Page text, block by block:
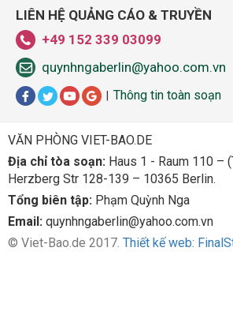
LIÊN HỆ QUẢNG CÁO & TRUYỀN
+49 152 339 03099
quynhngaberlin@yahoo.com.vn
Thông tin toàn soạn
VĂN PHÒNG VIET-BAO.DE
Địa chỉ tòa soạn: Haus 1 - Raum 110 –
Herzberg Str 128-139 – 10365 Berlin.
Tổng biên tập: Phạm Quỳnh Nga
Email: quynhngaberlin@yahoo.com.vn
© Viet-Bao.de 2017. Thiết kế web: